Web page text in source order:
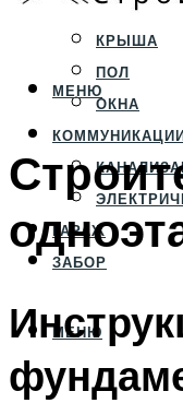
КРЫША
ПОЛ
ОКНА
КОММУНИКАЦИИ
ГАРАЖ
ЗАБОР
МЕНЮ
МЕНЮ